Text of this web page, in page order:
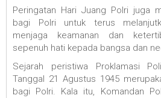
Peringatan Hari Juang Polri juga
bagi Polri untuk terus
menjaga keamanan dan
sepenuh hati kepada bangsa dan
Sejarah peristiwa Proklamasi
Tanggal 21 Agustus 1945
bagi Polri. Kala itu, Komandan